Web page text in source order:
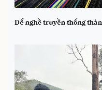
Để nghề truyền thống